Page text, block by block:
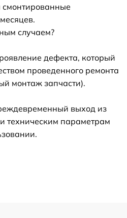
смонтированные
случаем?
дефекта, который
проведенного ремонта
монтаж запчасти).
выход из
техническим параметрам